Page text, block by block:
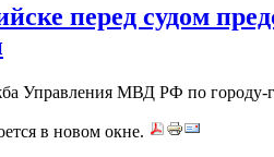
перед судом
Управления МВД РФ по городу-